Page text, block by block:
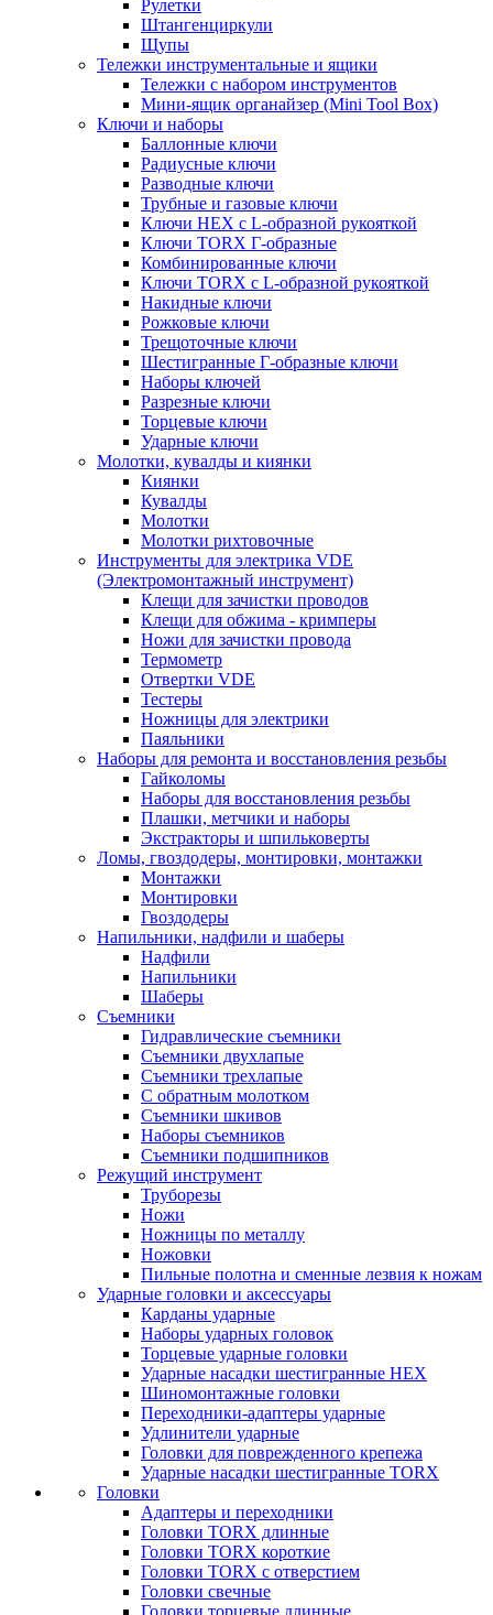
Рулетки
Штангенциркули
Щупы
Тележки инструментальные и ящики
Тележки с набором инструментов
Мини-ящик органайзер (Mini Tool Box)
Ключи и наборы
Баллонные ключи
Радиусные ключи
Разводные ключи
Трубные и газовые ключи
Ключи HEX с L-образной рукояткой
Ключи TORX Г-образные
Комбинированные ключи
Ключи TORX с L-образной рукояткой
Накидные ключи
Рожковые ключи
Трещоточные ключи
Шестигранные Г-образные ключи
Наборы ключей
Разрезные ключи
Торцевые ключи
Ударные ключи
Молотки, кувалды и киянки
Киянки
Кувалды
Молотки
Молотки рихтовочные
Инструменты для электрика VDE
(Электромонтажный инструмент)
Клещи для зачистки проводов
Клещи для обжима - кримперы
Ножи для зачистки провода
Термометр
Отвертки VDE
Тестеры
Ножницы для электрики
Паяльники
Наборы для ремонта и восстановления резьбы
Гайколомы
Наборы для восстановления резьбы
Плашки, метчики и наборы
Экстракторы и шпильковерты
Ломы, гвоздодеры, монтировки, монтажки
Монтажки
Монтировки
Гвоздодеры
Напильники, надфили и шаберы
Надфили
Напильники
Шаберы
Съемники
Гидравлические съемники
Съемники двухлапые
Съемники трехлапые
С обратным молотком
Съемники шкивов
Наборы съемников
Съемники подшипников
Режущий инструмент
Труборезы
Ножи
Ножницы по металлу
Ножовки
Пильные полотна и сменные лезвия к ножам
Ударные головки и аксессуары
Карданы ударные
Наборы ударных головок
Торцевые ударные головки
Ударные насадки шестигранные HEX
Шиномонтажные головки
Переходники-адаптеры ударные
Удлинители ударные
Головки для поврежденного крепежа
Ударные насадки шестигранные TORX
Головки
Адаптеры и переходники
Головки TORX длинные
Головки TORX короткие
Головки TORX с отверстием
Головки свечные
Головки торцевые длинные